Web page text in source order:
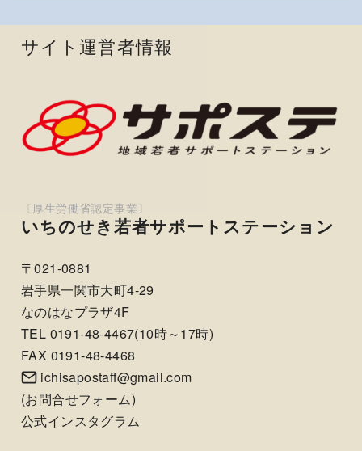
サイト運営者情報
いちのせき若者サポートステーション
〒021-0881
岩手県一関市大町4-29
なのはなプラザ4F
TEL 0191-48-4467(10時～17時)
FAX 0191-48-4468
ichisapostaff@gmail.com
(お問合せフォーム)
公式インスタグラム